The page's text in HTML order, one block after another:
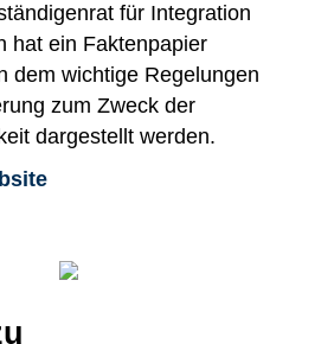
für Integration
hat ein Faktenpapier
dem wichtige Regelungen
zum Zweck der
dargestellt werden.